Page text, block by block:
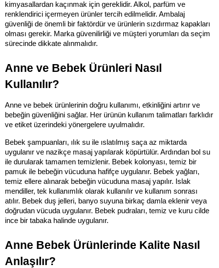
kimyasallardan kaçınmak için gereklidir. Alkol, parfüm ve
renklendirici içermeyen ürünler tercih edilmelidir. Ambalaj
güvenliği de önemli bir faktördür ve ürünlerin sızdırmaz kapakları
olması gerekir. Marka güvenilirliği ve müşteri yorumları da seçim
sürecinde dikkate alınmalıdır.
Anne ve Bebek Ürünleri Nasıl
Kullanılır?
Anne ve bebek ürünlerinin doğru kullanımı, etkinliğini artırır ve
bebeğin güvenliğini sağlar. Her ürünün kullanım talimatları farklıdır
ve etiket üzerindeki yönergelere uyulmalıdır.
Bebek şampuanları, ılık su ile ıslatılmış saça az miktarda
uygulanır ve nazikçe masaj yapılarak köpürtülür. Ardından bol su
ile durularak tamamen temizlenir. Bebek kolonyası, temiz bir
pamuk ile bebeğin vücuduna hafifçe uygulanır. Bebek yağları,
temiz ellere alınarak bebeğin vücuduna masaj yapılır. Islak
mendiller, tek kullanımlık olarak kullanılır ve kullanım sonrası
atılır. Bebek duş jelleri, banyo suyuna birkaç damla eklenir veya
doğrudan vücuda uygulanır. Bebek pudraları, temiz ve kuru cilde
ince bir tabaka halinde uygulanır.
Anne Bebek Ürünlerinde Kalite Nasıl
Anlaşılır?